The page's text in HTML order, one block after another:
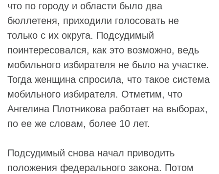
что по городу и области было два
бюллетеня, приходили голосовать не
только с их округа. Подсудимый
поинтересовался, как это возможно, ведь
мобильного избирателя не было на участке.
Тогда женщина спросила, что такое система
мобильного избирателя. Отметим, что
Ангелина Плотникова работает на выборах,
по ее же словам, более 10 лет.
Подсудимый снова начал приводить
положения федерального закона. Потом